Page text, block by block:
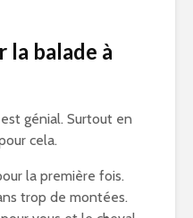
balade à
est génial. Surtout en
cela.
la première fois.
trop de montées.